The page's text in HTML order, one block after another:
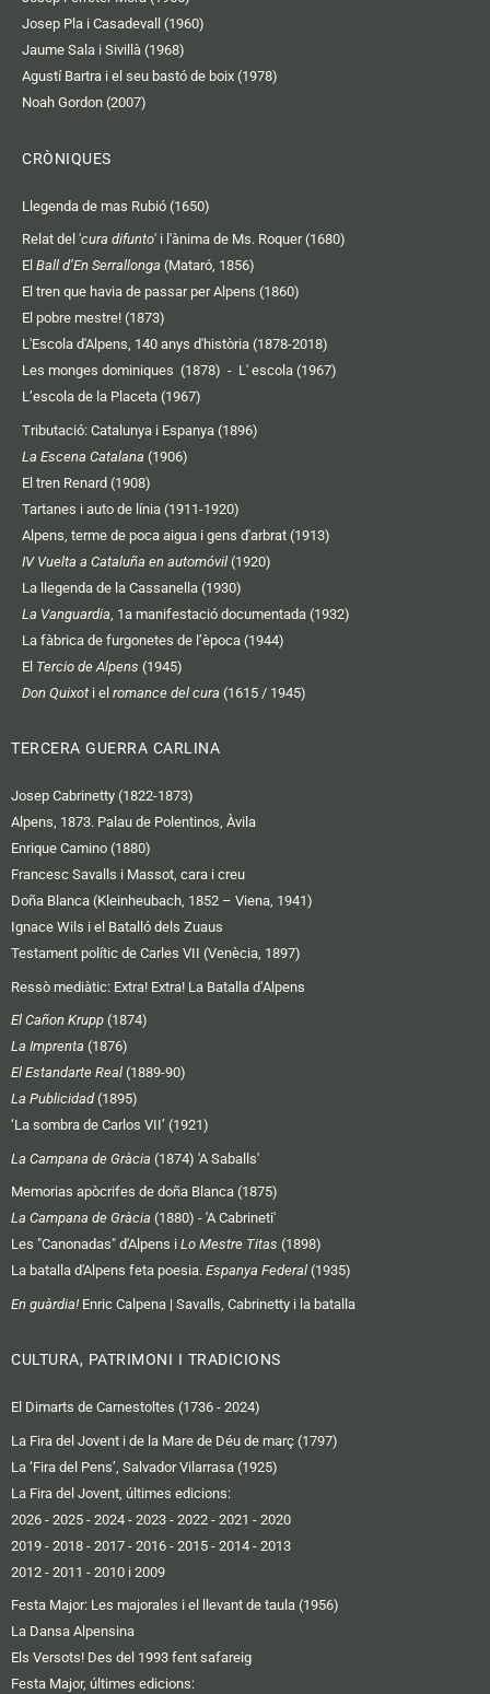
Josep Pla i Casadevall (1960)
Jaume Sala i Sivillà (1968)
Agustí Bartra i el seu bastó de boix (1978)
Noah Gordon (2007)
CRÒNIQUES
Llegenda de mas Rubió (1650)
Relat del 'cura difunto' i l'ànima de Ms. Roquer (1680)
El Ball d’En Serrallonga (Mataró, 1856)
El tren que havia de passar per Alpens (1860)
El pobre mestre! (1873)
L'Escola d'Alpens, 140 anys d'història (1878-2018)
Les monges dominiques (1878) - L' escola (1967)
L’escola de la Placeta (1967)
Tributació: Catalunya i Espanya (1896)
La Escena Catalana (1906)
El tren Renard (1908)
Tartanes i auto de línia (1911-1920)
Alpens, terme de poca aigua i gens d'arbrat (1913)
IV Vuelta a Cataluña en automóvil (1920)
La llegenda de la Cassanella (1930)
La Vanguardia , 1a manifestació documentada (1932)
La fàbrica de furgonetes de l’època (1944)
El Tercio de Alpens (1945)
Don Quixot i el romance del cura (1615 / 1945)
TERCERA GUERRA CARLINA
Josep Cabrinetty (1822-1873)
Alpens, 1873. Palau de Polentinos, Àvila
Enrique Camino (1880)
Francesc Savalls i Massot, cara i creu
Doña Blanca (Kleinheubach, 1852 – Viena, 1941)
Ignace Wils i el Batalló dels Zuaus
Testament polític de Carles VII (Venècia, 1897)
Ressò mediàtic: Extra! Extra! La Batalla d’Alpens
El Cañon Krupp (1874)
La Imprenta (1876)
El Estandarte Real (1889-90)
La Publicidad(1895)
‘La sombra de Carlos VII’ (1921)
La Campana de Gràcia (1874) 'A Saballs'
Memorias apòcrifes de doña Blanca (1875)
La Campana de Gràcia (1880) - 'A Cabrineti'
Les "Canonadas" d'Alpens i Lo Mestre Titas (1898)
La batalla d'Alpens feta poesia. Espanya Federal (1935)
En guàrdia! Enric Calpena | Savalls, Cabrinetty i la batalla
CULTURA, PATRIMONI I TRADICIONS
El Dimarts de Carnestoltes (1736 - 2024)
La Fira del Jovent i de la Mare de Déu de març (1797)
La ‘Fira del Pens’, Salvador Vilarrasa (1925)
La Fira del Jovent, últimes edicions:
2026 - 2025 - 2024 - 2023 - 2022 - 2021 - 2020
2019 - 2018 - 2017 - 2016 - 2015 - 2014 - 2013
2012 - 2011 - 2010 i 2009
Festa Major: Les majorales i el llevant de taula (1956)
La Dansa Alpensina
Els Versots! Des del 1993 fent safareig
Festa Major, últimes edicions: